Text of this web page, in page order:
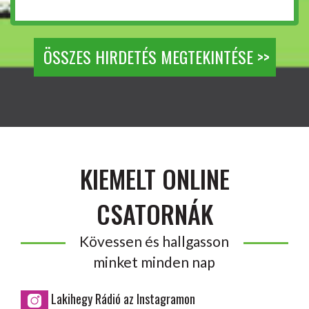
ÖSSZES HIRDETÉS MEGTEKINTÉSE >>
KIEMELT ONLINE
CSATORNÁK
Kövessen és hallgasson
minket minden nap
Lakihegy Rádió az Instagramon